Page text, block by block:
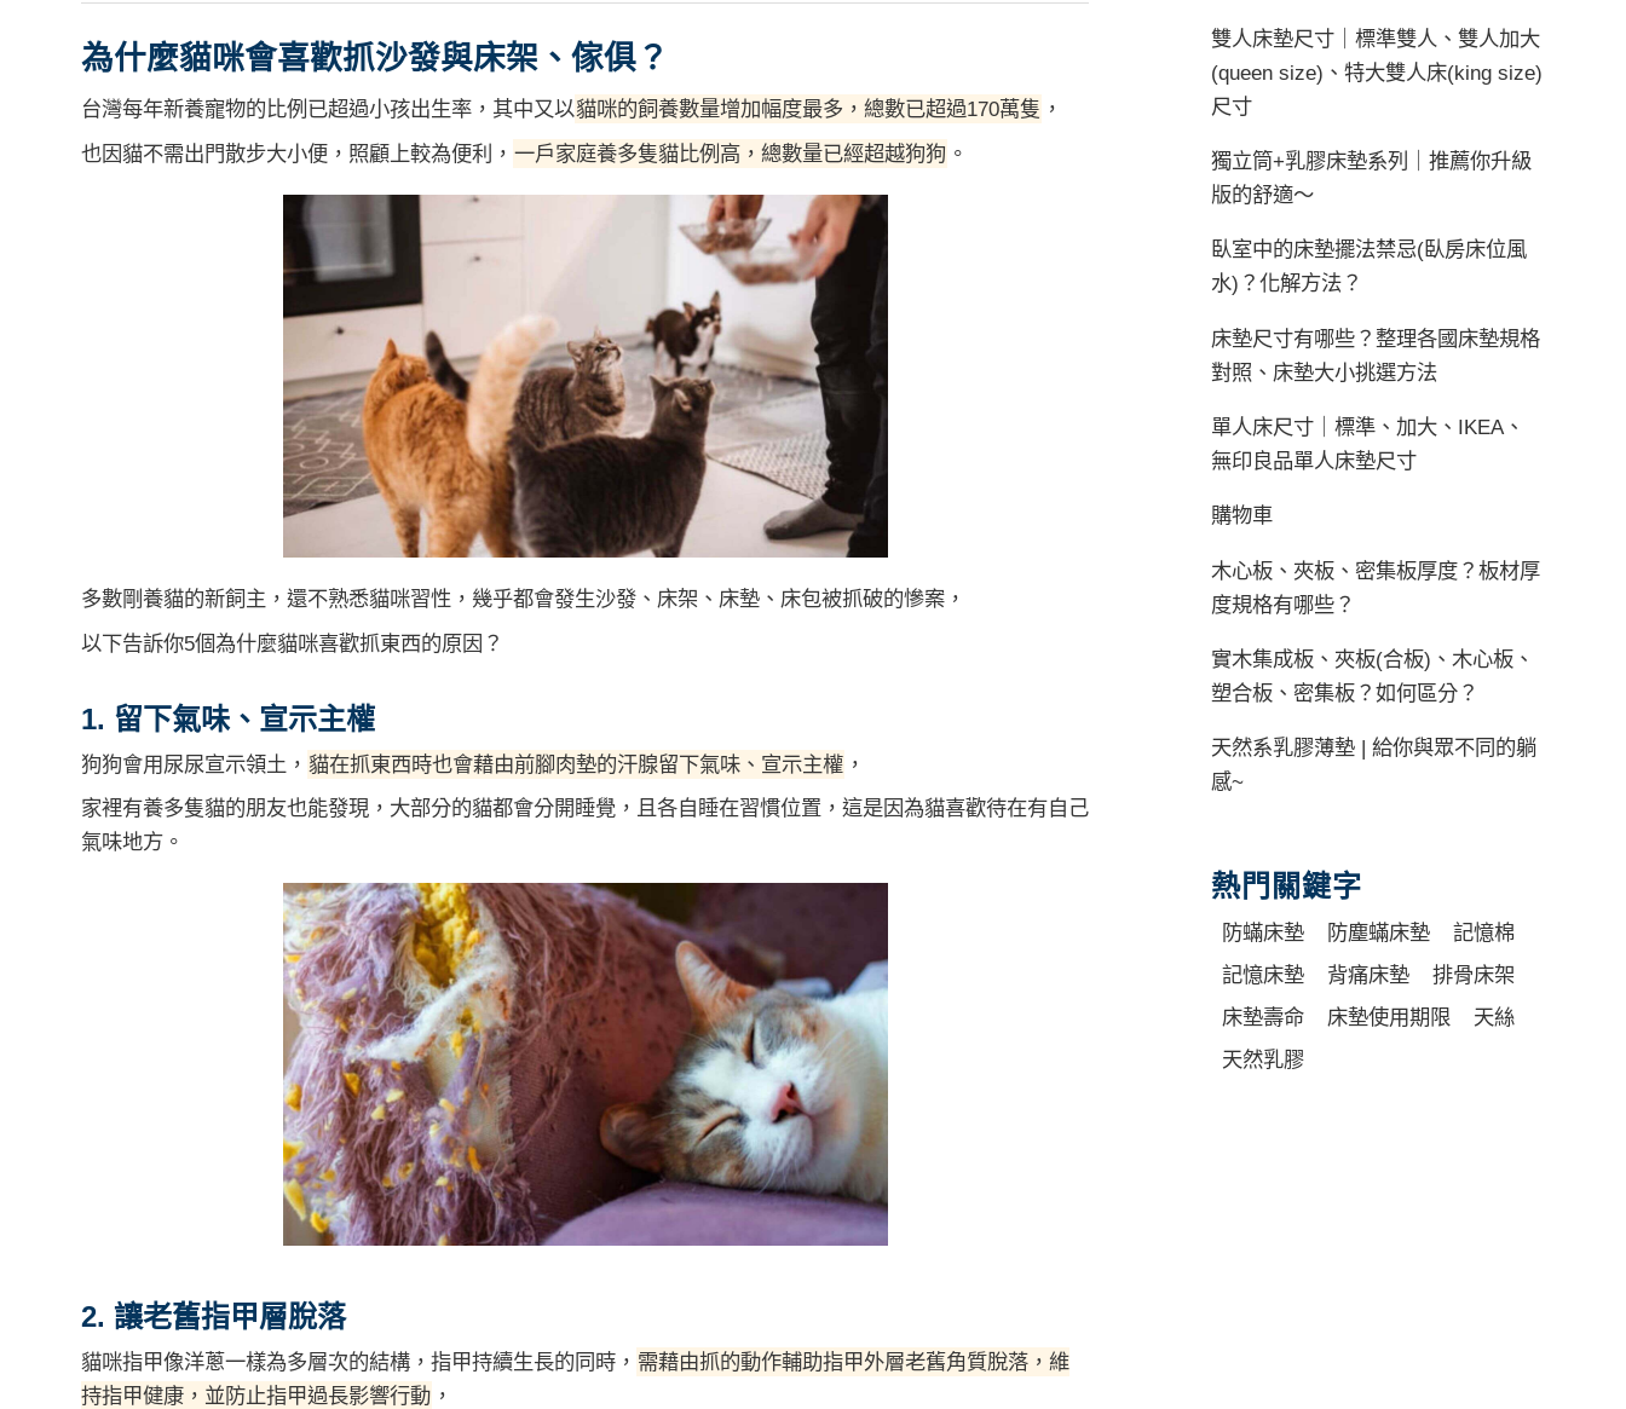
為什麼貓咪會喜歡抓沙發與床架、傢俱？
台灣每年新養寵物的比例已超過小孩出生率，其中又以貓咪的飼養數量增加幅度最多，總數已超過170萬隻 ，
也因貓不需出門散步大小便，照顧上較為便利， 一戶家庭養多隻貓比例高，總數量已經超越狗狗 。
多數剛養貓的新飼主，還不熟悉貓咪習性，幾乎都會發生沙發、床架、床墊、床包被抓破的慘案，
以下告訴你5個為什麼貓咪喜歡抓東西的原因？
1. 留下氣味、宣示主權
狗狗會用尿尿宣示領土， 貓在抓東西時也會藉由前腳肉墊的汗腺留下氣味、宣示主權 ，
家裡有養多隻貓的朋友也能發現，大部分的貓都會分開睡覺，且各自睡在習慣位置，這是因為貓喜歡待在有自己
氣味地方。
2. 讓老舊指甲層脫落
貓咪指甲像洋蔥一樣為多層次的結構，指甲持續生長的同時， 需藉由抓的動作輔助指甲外層老舊角質脫落，維
持指甲健康，並防止指甲過長影響行動 ，
雙人床墊尺寸｜標準雙人、雙人加大
(queen size)、特大雙人床(king size)
尺寸
獨立筒+乳膠床墊系列｜推薦你升級
版的舒適～
臥室中的床墊擺法禁忌(臥房床位風
水)？化解方法？
床墊尺寸有哪些？整理各國床墊規格
對照、床墊大小挑選方法
單人床尺寸｜標準、加大、IKEA、
無印良品單人床墊尺寸
購物車
木心板、夾板、密集板厚度？板材厚
度規格有哪些？
實木集成板、夾板(合板)、木心板、
塑合板、密集板？如何區分？
天然系乳膠薄墊 | 給你與眾不同的躺
感~
熱門關鍵字
防蟎床墊 防塵蟎床墊
記憶棉
記憶床墊
背痛床墊
排骨床架
床墊壽命
床墊使用期限
天絲
天然乳膠